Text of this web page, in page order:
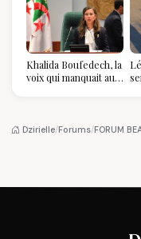
Khalida Boufedech, la
voix qui manquait au
Dzirielle/Forums/FORUM